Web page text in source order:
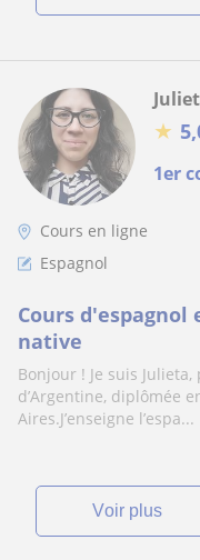
1er
★
Cours en ligne
Espagnol
Cours d'espagnol
native
Bonjour ! Je suis
d’Argentine, diplômée
Aires.J’enseigne l’espa...
voir plus